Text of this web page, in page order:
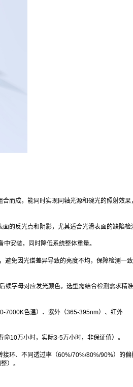
而成，能同时实现同轴光源和碗光的照射效果
的反光点和阴影，尤其适合光滑表面的缺陷检
安装，同时降低系统整体重量。
免因光谱差异导致的亮度不均，保障检测一致
续字母对应发光颜色，选型需结合检测需求精准
7000K色温）、紫外（365-395nm）、红外
10万小时，实际3-5万小时，非保证值）。
环、不同透过率（60%/70%/80%/90%）的偏
）。